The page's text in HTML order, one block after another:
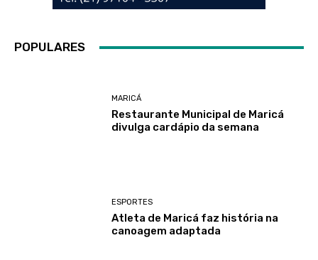
POPULARES
MARICÁ
Restaurante Municipal de Maricá
divulga cardápio da semana
ESPORTES
Atleta de Maricá faz história na
canoagem adaptada